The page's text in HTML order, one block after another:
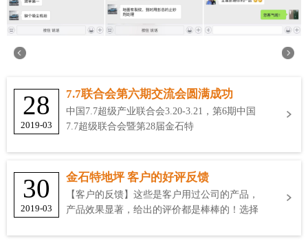
28
2019-03
7.7联合会第六期交流会圆满成功
中国7.7超级产业联合会3.20-3.21，第6期中国
7.7超级联合会暨第28届金石特
30
2019-03
金石特地坪 客户的好评反馈
【客户的反馈】这些是客户用过公司的产品，
产品效果显著，给出的评价都是棒棒的！选择